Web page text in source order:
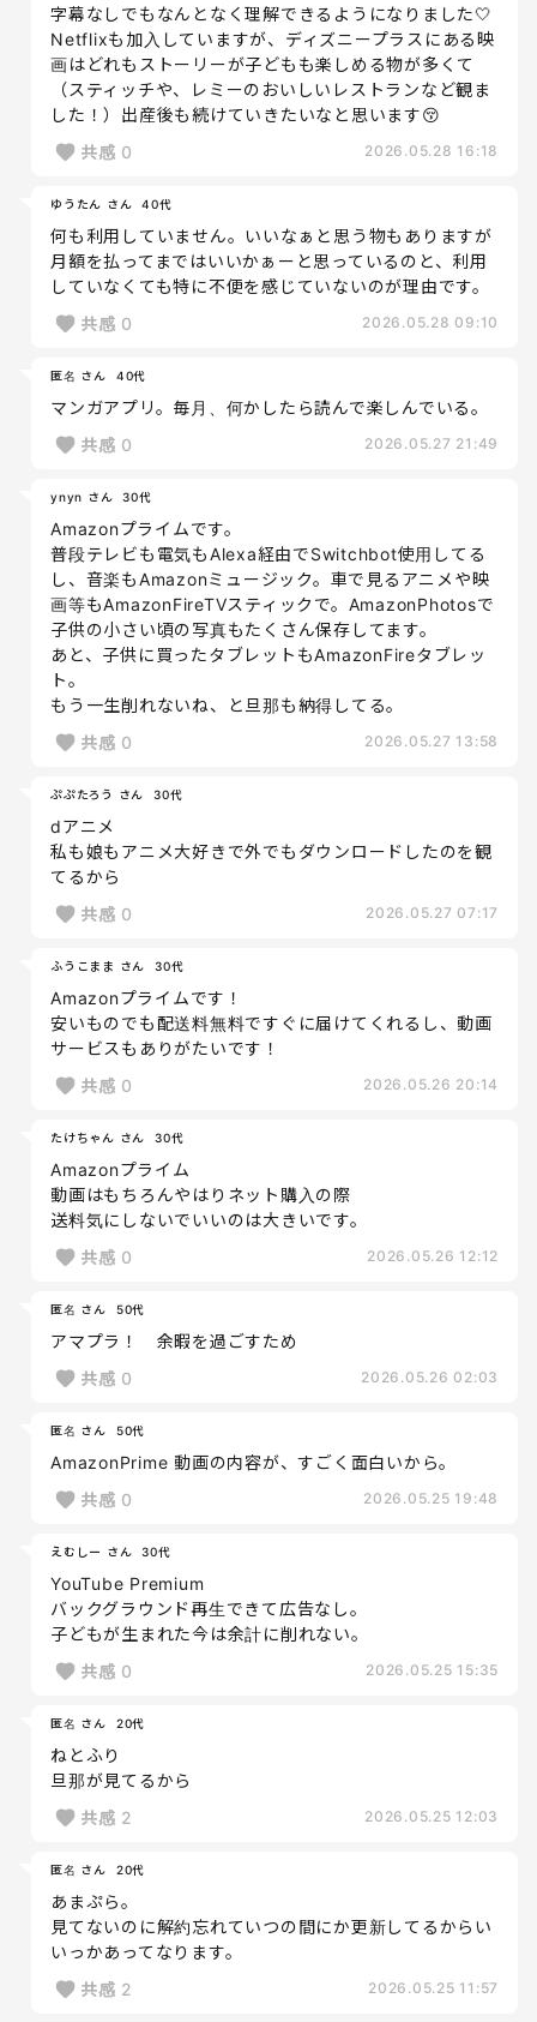
字幕なしでもなんとなく理解できるようになりました🤍
Netflixも加入していますが、ディズニープラスにある映
画はどれもストーリーが子どもも楽しめる物が多くて
（スティッチや、レミーのおいしいレストランなど観ま
した！）出産後も続けていきたいなと思います😚
共感 0 2026.05.28 16:18
ゆうたん さん 40代
何も利用していません。いいなぁと思う物もありますが
月額を払ってまではいいかぁーと思っているのと、利用
していなくても特に不便を感じていないのが理由です。
共感 0 2026.05.28 09:10
匿名 さん 40代
マンガアプリ。毎月、何かしたら読んで楽しんでいる。
共感 0 2026.05.27 21:49
ynyn さん 30代
Amazonプライムです。
普段テレビも電気もAlexa経由でSwitchbot使用してる
し、音楽もAmazonミュージック。車で見るアニメや映
画等もAmazonFireTVスティックで。AmazonPhotosで
子供の小さい頃の写真もたくさん保存してます。
あと、子供に買ったタブレットもAmazonFireタブレッ
ト。
もう一生削れないね、と旦那も納得してる。
共感 0 2026.05.27 13:58
ぷぷたろう さん 30代
dアニメ
私も娘もアニメ大好きで外でもダウンロードしたのを観
てるから
共感 0 2026.05.27 07:17
ふうこまま さん 30代
Amazonプライムです！
安いものでも配送料無料ですぐに届けてくれるし、動画
サービスもありがたいです！
共感 0 2026.05.26 20:14
たけちゃん さん 30代
Amazonプライム
動画はもちろんやはりネット購入の際
送料気にしないでいいのは大きいです。
共感 0 2026.05.26 12:12
匿名 さん 50代
アマプラ！ 余暇を過ごすため
共感 0 2026.05.26 02:03
匿名 さん 50代
AmazonPrime 動画の内容が、すごく面白いから。
共感 0 2026.05.25 19:48
えむしー さん 30代
YouTube Premium
バックグラウンド再生できて広告なし。
子どもが生まれた今は余計に削れない。
共感 0 2026.05.25 15:35
匿名 さん 20代
ねとふり
旦那が見てるから
共感 2 2026.05.25 12:03
匿名 さん 20代
あまぷら。
見てないのに解約忘れていつの間にか更新してるからい
いっかあってなります。
共感 2 2026.05.25 11:57